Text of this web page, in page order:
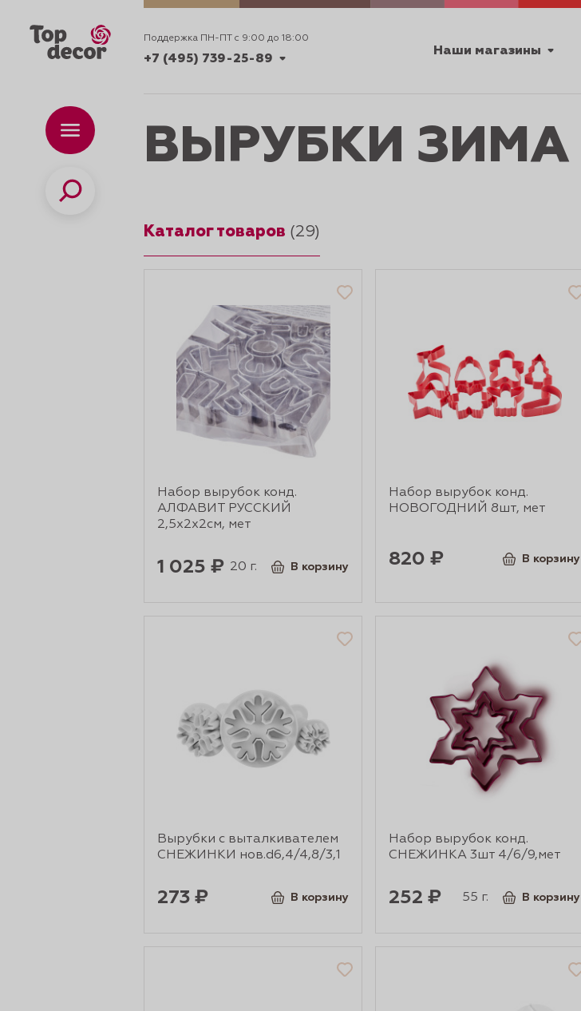
Поддержка ПН-ПТ с 9:00 до 18:00
+7 (495) 739-25-89
+7 (495) 739-62-70
+7 (495) 739-25-89
Время работы
ПН-ПТ с 9:00 до 18:00
Наши магазины
ИДЕИ
Каталог
Поиск
ВЫРУБКИ ЗИМА
Каталог товаров (29)
Набор вырубок конд.
АЛФАВИТ РУССКИЙ
2,5х2х2см, мет
1 025 ₽ 20 г. В корзину
Набор вырубок конд.
НОВОГОДНИЙ 8шт, мет
820 ₽ В корзину
Вырубки с выталкивателем
СНЕЖИНКИ нов.d6,4/4,8/3,1
273 ₽ В корзину
Набор вырубок конд.
СНЕЖИНКА 3шт 4/6/9,мет
252 ₽ 55 г. В корзину